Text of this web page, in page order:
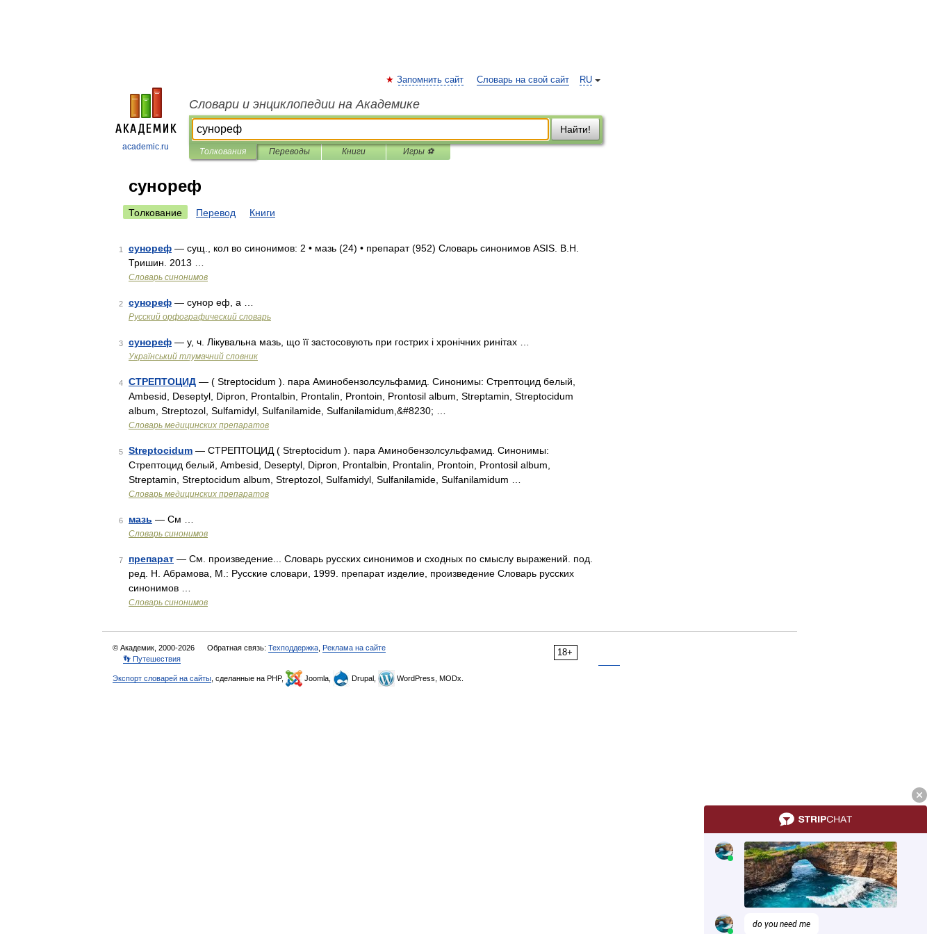
academic.ru
RU
Запомнить сайт Словарь на свой сайт
Словари и энциклопедии на Академике
Найти!
Толкования Переводы Книги Игры ⚽
сунореф
Толкование Перевод Книги
1 сунореф — сущ., кол во синонимов: 2 • мазь (24) • препарат (952) Словарь синонимов ASIS. В.Н.
Тришин. 2013 …
Словарь синонимов
2 сунореф — сунор еф, а …
Русский орфографический словарь
3 сунореф — у, ч. Лікувальна мазь, що її застосовують при гострих і хронічних ринітах …
Український тлумачний словник
4 СТРЕПТОЦИД — ( Streptocidum ). пара Аминобензолсульфамид. Синонимы: Стрептоцид белый,
Ambesid, Deseptyl, Dipron, Prontalbin, Prontalin, Prontoin, Prontosil album, Streptamin, Streptocidum
album, Streptozol, Sulfamidyl, Sulfanilamide, Sulfanilamidum,&#8230; …
Словарь медицинских препаратов
5 Streptocidum — СТРЕПТОЦИД ( Streptocidum ). пара Аминобензолсульфамид. Синонимы:
Стрептоцид белый, Ambesid, Deseptyl, Dipron, Prontalbin, Prontalin, Prontoin, Prontosil album,
Streptamin, Streptocidum album, Streptozol, Sulfamidyl, Sulfanilamide, Sulfanilamidum …
Словарь медицинских препаратов
6 мазь — См …
Словарь синонимов
7 препарат — См. произведение... Словарь русских синонимов и сходных по смыслу выражений. под.
ред. Н. Абрамова, М.: Русские словари, 1999. препарат изделие, произведение Словарь русских
синонимов …
Словарь синонимов
18+
© Академик, 2000-2026 Обратная связь: Техподдержка Реклама на сайте
👣 Путешествия
Экспорт словарей на сайты , сделанные на PHP, Joomla, Drupal, WordPress, MODx.